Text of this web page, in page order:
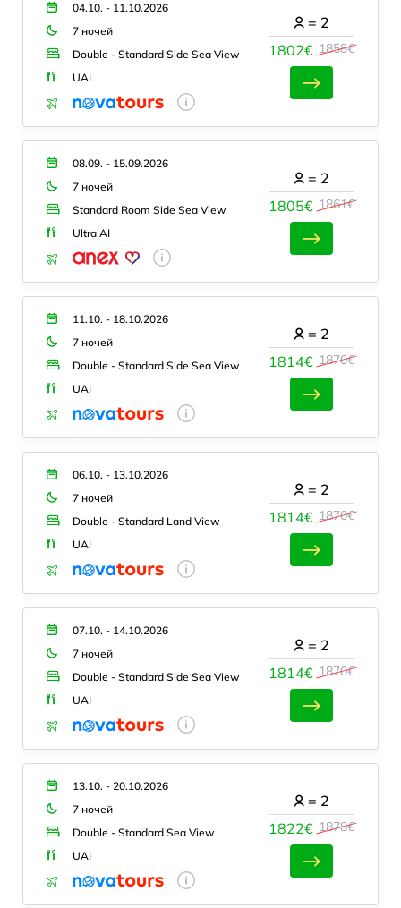
04.10. - 11.10.2026
7 ночей
Double - Standard Side Sea View
UAI
1802€ 1858€
= 2
08.09. - 15.09.2026
7 ночей
Standard Room Side Sea View
Ultra AI
1805€ 1861€
= 2
11.10. - 18.10.2026
7 ночей
Double - Standard Side Sea View
UAI
1814€ 1870€
= 2
06.10. - 13.10.2026
7 ночей
Double - Standard Land View
UAI
1814€ 1870€
= 2
07.10. - 14.10.2026
7 ночей
Double - Standard Side Sea View
UAI
1814€ 1870€
= 2
13.10. - 20.10.2026
7 ночей
Double - Standard Sea View
UAI
1822€ 1878€
= 2